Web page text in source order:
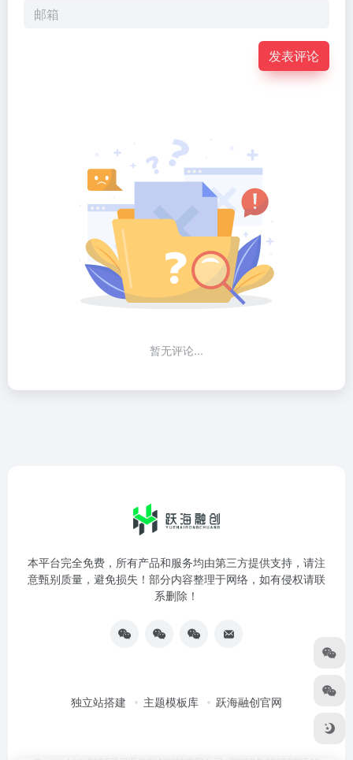
发表评论
暂无评论...
本平台完全免费，所有产品和服务均由第三方提供支持，请注
意甄别质量，避免损失！部分内容整理于网络，如有侵权请联
系删除！
独立站搭建 主题模板库 跃海融创官网